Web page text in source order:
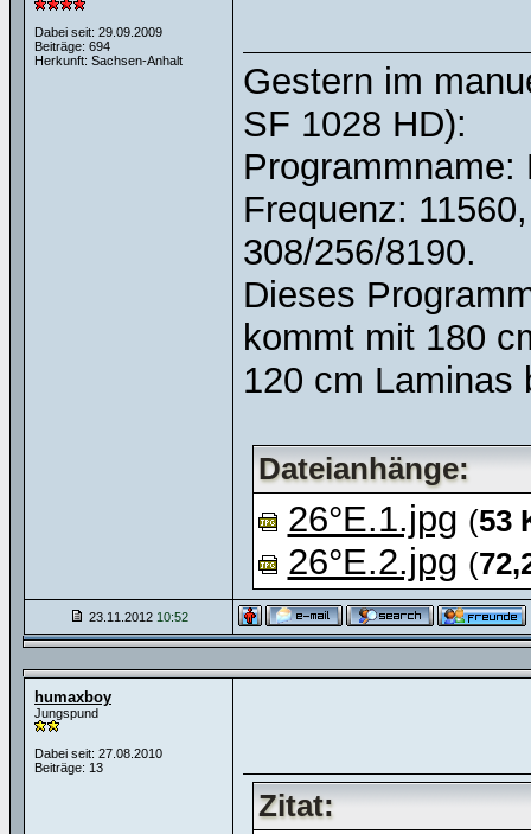
Dabei seit: 29.09.2009
Beiträge: 694
Herkunft: Sachsen-Anhalt
Gestern im
SF 1028 HD):
Programmname:
Frequenz:
308/256/8190.
Dieses
kommt mit 180
120 cm Laminas
Dateianhänge:
26°E.1.jpg (53
26°E.2.jpg (
23.11.2012 10:52
humaxboy
Jungspund
Dabei seit: 27.08.2010
Beiträge: 13
Zitat: